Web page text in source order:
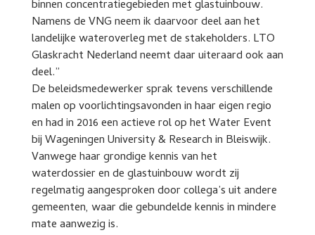
binnen concentratiegebieden met glastuinbouw.
Namens de VNG neem ik daarvoor deel aan het
landelijke wateroverleg met de stakeholders. LTO
Glaskracht Nederland neemt daar uiteraard ook aan
deel.”
De beleidsmedewerker sprak tevens verschillende
malen op voorlichtingsavonden in haar eigen regio
en had in 2016 een actieve rol op het Water Event
bij Wageningen University & Research in Bleiswijk.
Vanwege haar grondige kennis van het
waterdossier en de glastuinbouw wordt zij
regelmatig aangesproken door collega’s uit andere
gemeenten, waar die gebundelde kennis in mindere
mate aanwezig is.